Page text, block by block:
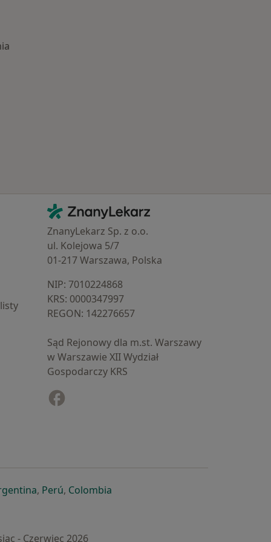
Kontakt
ZnanyLekarz - Strona główna
ZnanyLekarz Sp. z o.o.
ul. Kolejowa 5/7
01-217 Warszawa, Polska
NIP: ⁠7010224868
KRS: ⁠0000347997
REGON: ⁠142276657
Sąd Rejonowy dla m.st. Warszawy
w Warszawie XII Wydział
Gospodarczy KRS
karcie
w nowej karcie
się w nowej karcie
otwiera się w nowej karcie
, Perúotwiera się w nowej karcie
, Colombiaotwiera się w nowej karcie
- Czerwiec 2026